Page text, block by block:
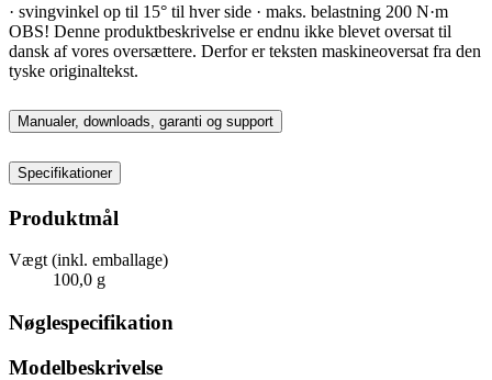
· svingvinkel op til 15° til hver side · maks. belastning 200 N·m
OBS! Denne produktbeskrivelse er endnu ikke blevet oversat til
dansk af vores oversættere. Derfor er teksten maskineoversat fra den
tyske originaltekst.
Manualer, downloads, garanti og support
Specifikationer
Produktmål
Vægt (inkl. emballage)
100,0 g
Nøglespecifikation
Modelbeskrivelse